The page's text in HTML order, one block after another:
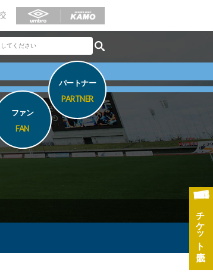
チケット
ファン
FAN
パートナー
PARTNER